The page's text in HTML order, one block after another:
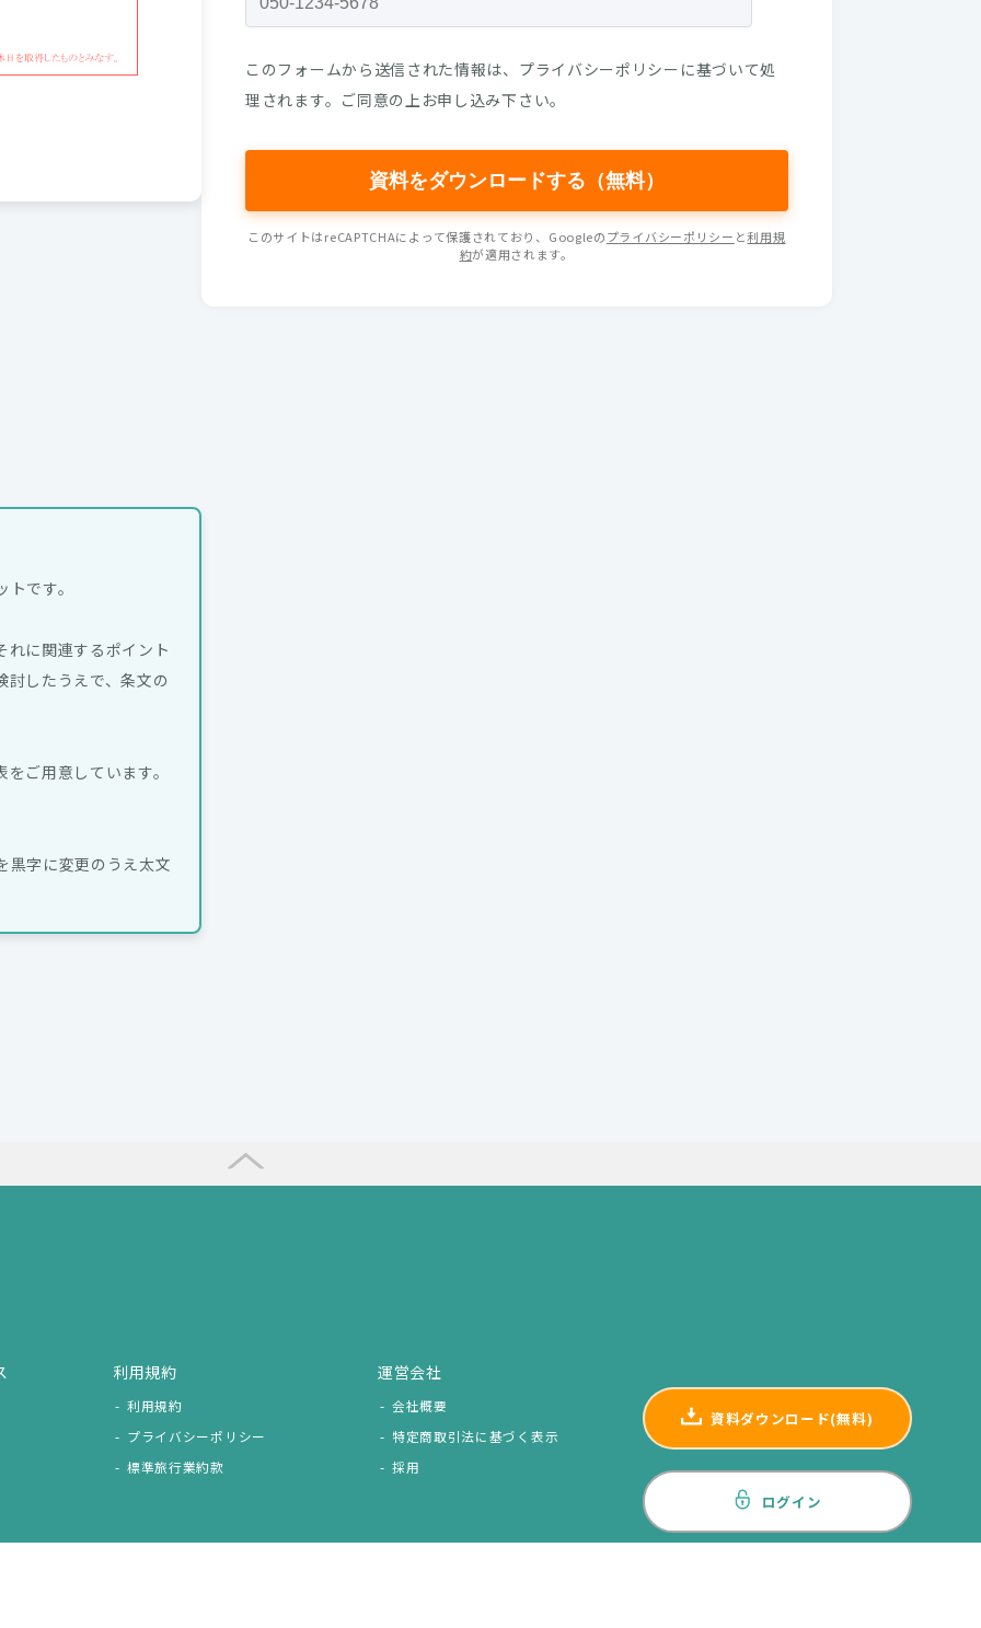
です。
れに関連するポイント
したうえで、条文の
ご用意しています。
黒字に変更のうえ太文
このフォームから送信された情報は、 プライバシーポリシー に基づいて処
理されます。ご同意の上お申し込み下さい。
このサイトはreCAPTCHAによって保護されており、Googleのプライバシーポリシー と利用規
約が適用されます。
利用規約
利用規約
プライバシーポリシー
標準旅行業約款
運営会社
会社概要
特定商取引法に基づく表示
採用
資料ダウンロード(無料)
ログイン